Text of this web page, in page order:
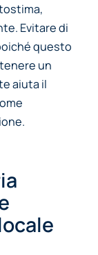
Evitare di
questo
un
aiuta il